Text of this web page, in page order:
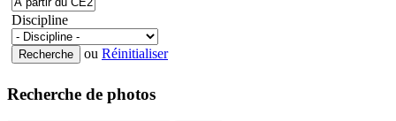
Discipline
ou Réinitialiser
Recherche de photos